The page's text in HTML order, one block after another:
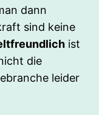
dann
sind keine
ist
die
leider